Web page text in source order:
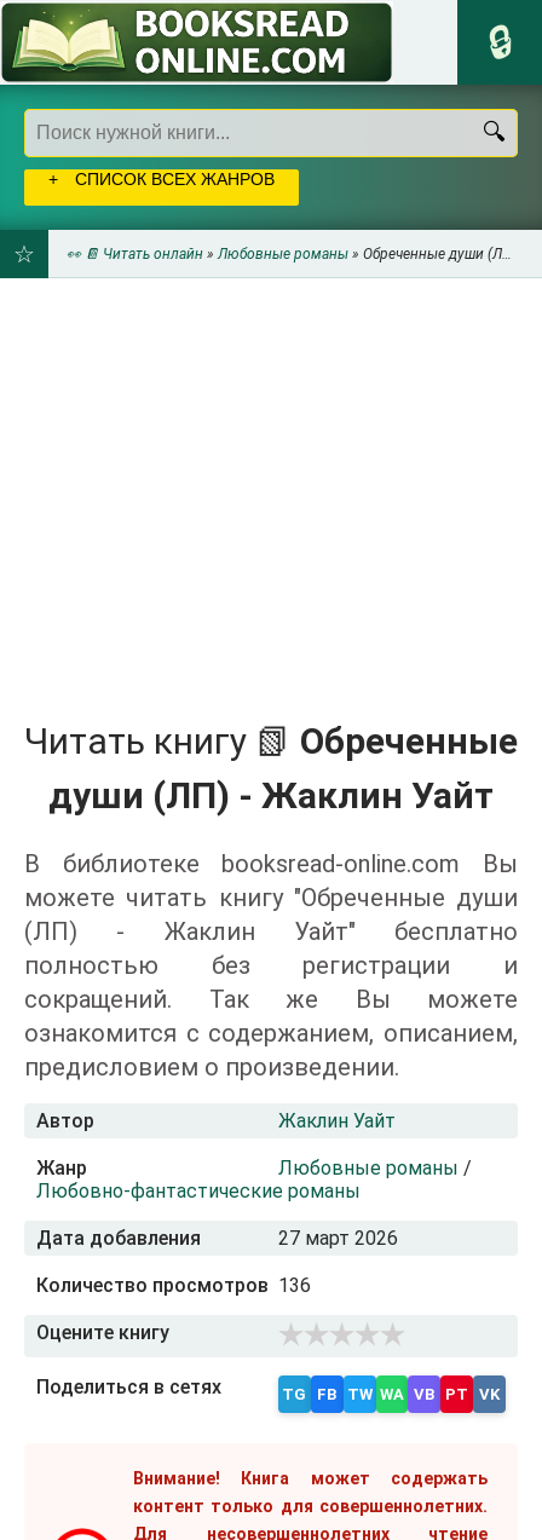
СПИСОК ВСЕХ ЖАНРОВ
👀 📔 Читать онлайн »Любовные романы » Обреченные души (ЛП) - Жаклин Уайт
Читать книгу 📗 Обреченные
души (ЛП) - Жаклин Уайт
В библиотеке booksread-online.com Вы
можете читать книгу "Обреченные души
(ЛП) - Жаклин Уайт" бесплатно
полностью без регистрации и
сокращений. Так же Вы можете
ознакомится с содержанием, описанием,
предисловием о произведении.
Автор Жаклин Уайт
Жанр Любовные романы /
Любовно-фантастические романы
Дата добавления 27 март 2026
Количество просмотров 136
Оцените книгу
Поделиться в сетях TG FB TW WA VB PT VK
Внимание! Книга может содержать
контент только для совершеннолетних.
Для несовершеннолетних чтение